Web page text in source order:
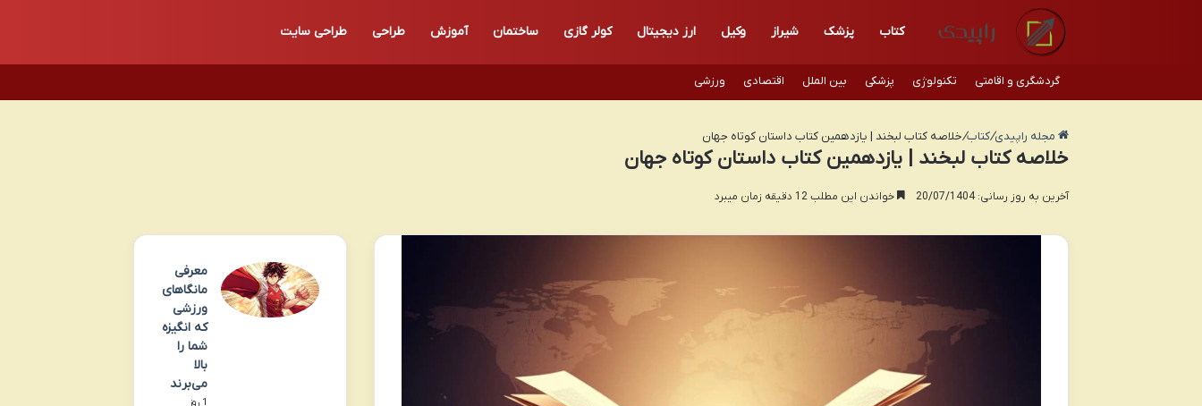
کتاب پزشک شیراز وکیل ارز دیجیتال کولر گازی ساختمان آموزش طراحی طراحی سایت
گردشگری و اقامتی تکنولوژی پزشکی بین الملل اقتصادی ورزشی
مجله راپیدی/کتاب/خلاصه کتاب لبخند | یازدهمین کتاب داستان کوتاه جهان
خلاصه کتاب لبخند | یازدهمین کتاب داستان کوتاه جهان
آخرین به روز رسانی: 20/07/1404 خواندن این مطلب 12 دقیقه زمان میبرد
معرفی
مانگاهای
ورزشی
که انگیزه
شما را
بالا
می‌برند
1 روز